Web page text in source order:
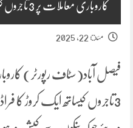
کاروباری معاملات پر 3تاجروں کیساتھ 1کروڑ کا فراڈ
مئ 22, 2025
فیصل آباد(سٹاف رپورٹر)
3تاجروں کیساتھ ایک کروڑ کا